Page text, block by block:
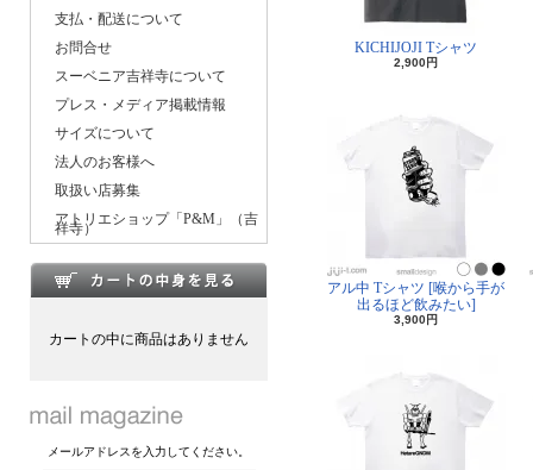
支払・配送について
お問合せ
スーベニア吉祥寺について
プレス・メディア掲載情報
サイズについて
法人のお客様へ
取扱い店募集
アトリエショップ「P&M」（吉
祥寺）
カートの中に商品はありません
メールアドレスを入力してください。
KICHIJOJI Tシャツ
2,900円
アル中 Tシャツ [喉から手が
出るほど飲みたい]
3,900円